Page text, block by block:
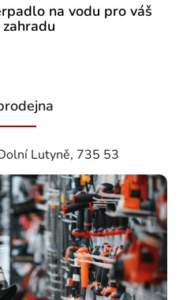
na vodu pro váš
Lutyně, 735 53